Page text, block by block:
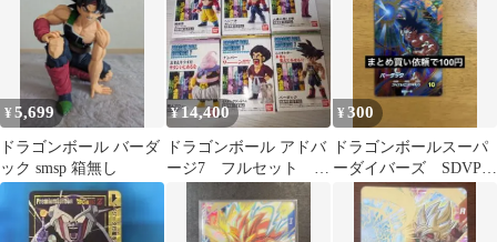
¥5,699
ドラゴンボール バーダ
ック smsp 箱無し
¥14,400
ドラゴンボール アドバ
ージ7 フルセット コ
ンプ 新品未開封
¥300
ドラゴンボールスーパ
ーダイバーズ SDVP-
022 バーダック